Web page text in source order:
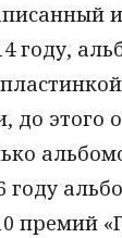
и
году,
до этого
году
премий